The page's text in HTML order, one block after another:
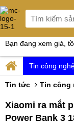
Bạn đang xem giá,
Tin công
Tin tức Tin công
Xiaomi ra mắt
Power Bank 3